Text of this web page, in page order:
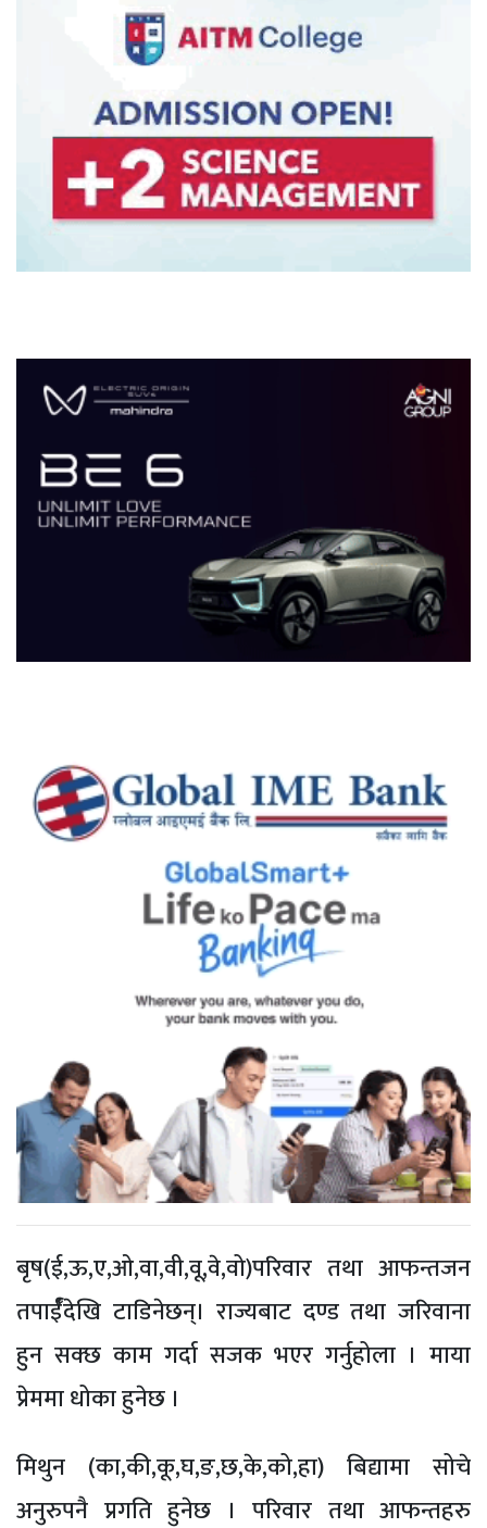
बृष(ई,ऊ,ए,ओ,वा,वी,वू,वे,वो)परिवार तथा आफन्तजन
तपार्ईँदेखि टाडिनेछन्। राज्यबाट दण्ड तथा जरिवाना
हुन सक्छ काम गर्दा सजक भएर गर्नुहोला । माया
प्रेममा धोका हुनेछ ।
मिथुन (का,की,कू,घ,ङ,छ,के,को,हा) बिद्यामा सोचे
अनुरुपनै प्रगति हुनेछ । परिवार तथा आफन्तहरु